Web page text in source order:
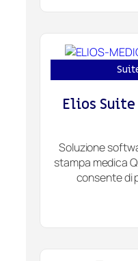
Elios Suite
Soluzione
stampa medica
consente di